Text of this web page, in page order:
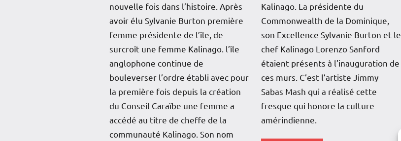
nouvelle fois dans l’histoire. Après
avoir élu Sylvanie Burton première
femme présidente de l’île, de
surcroît une femme Kalinago. l’île
anglophone continue de
bouleverser l’ordre établi avec pour
la première fois depuis la création
du Conseil Caraïbe une femme a
accédé au titre de cheffe de la
communauté Kalinago. Son nom
Kalinago. La présidente du
Commonwealth de la Dominique,
son Excellence Sylvanie Burton et le
chef Kalinago Lorenzo Sanford
étaient présents à l’inauguration de
ces murs. C’est l’artiste Jimmy
Sabas Mash qui a réalisé cette
fresque qui honore la culture
amérindienne.